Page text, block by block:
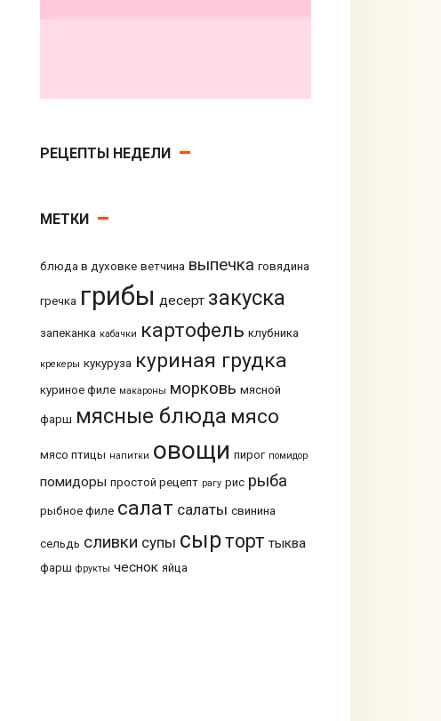
РЕЦЕПТЫ НЕДЕЛИ
МЕТКИ
блюда в духовке ветчина выпечка говядина
гречка грибы десерт закуска
запеканка кабачки картофель клубника
крекеры кукуруза куриная грудка
куриное филе макароны морковь мясной
фарш мясные блюда мясо
мясо птицы напитки овощи пирог помидор
помидоры простой рецепт рагу рис рыба
рыбное филе салат салаты свинина
сельдь сливки супы сырторт тыква
фарш фрукты чеснок яйца